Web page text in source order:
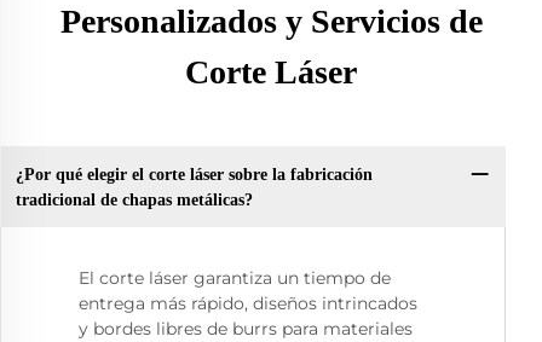
Personalizados y Servicios de
Corte Láser
¿Por qué elegir el corte láser sobre la fabricación
tradicional de chapas metálicas?
El corte láser garantiza un tiempo de
entrega más rápido, diseños intrincados
y bordes libres de burrs para materiales